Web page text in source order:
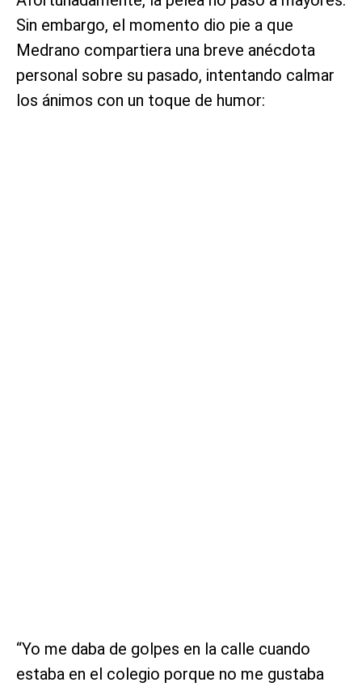
Sin embargo, el momento dio pie a que
Medrano compartiera una breve anécdota
personal sobre su pasado, intentando calmar
los ánimos con un toque de humor:
“Yo me daba de golpes en la calle cuando
estaba en el colegio porque no me gustaba